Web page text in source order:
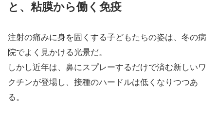
と、粘膜から働く免疫
注射の痛みに身を固くする子どもたちの姿は、冬の病
院でよく見かける光景だ。
しかし近年は、鼻にスプレーするだけで済む新しいワ
クチンが登場し、接種のハードルは低くなりつつあ
る。